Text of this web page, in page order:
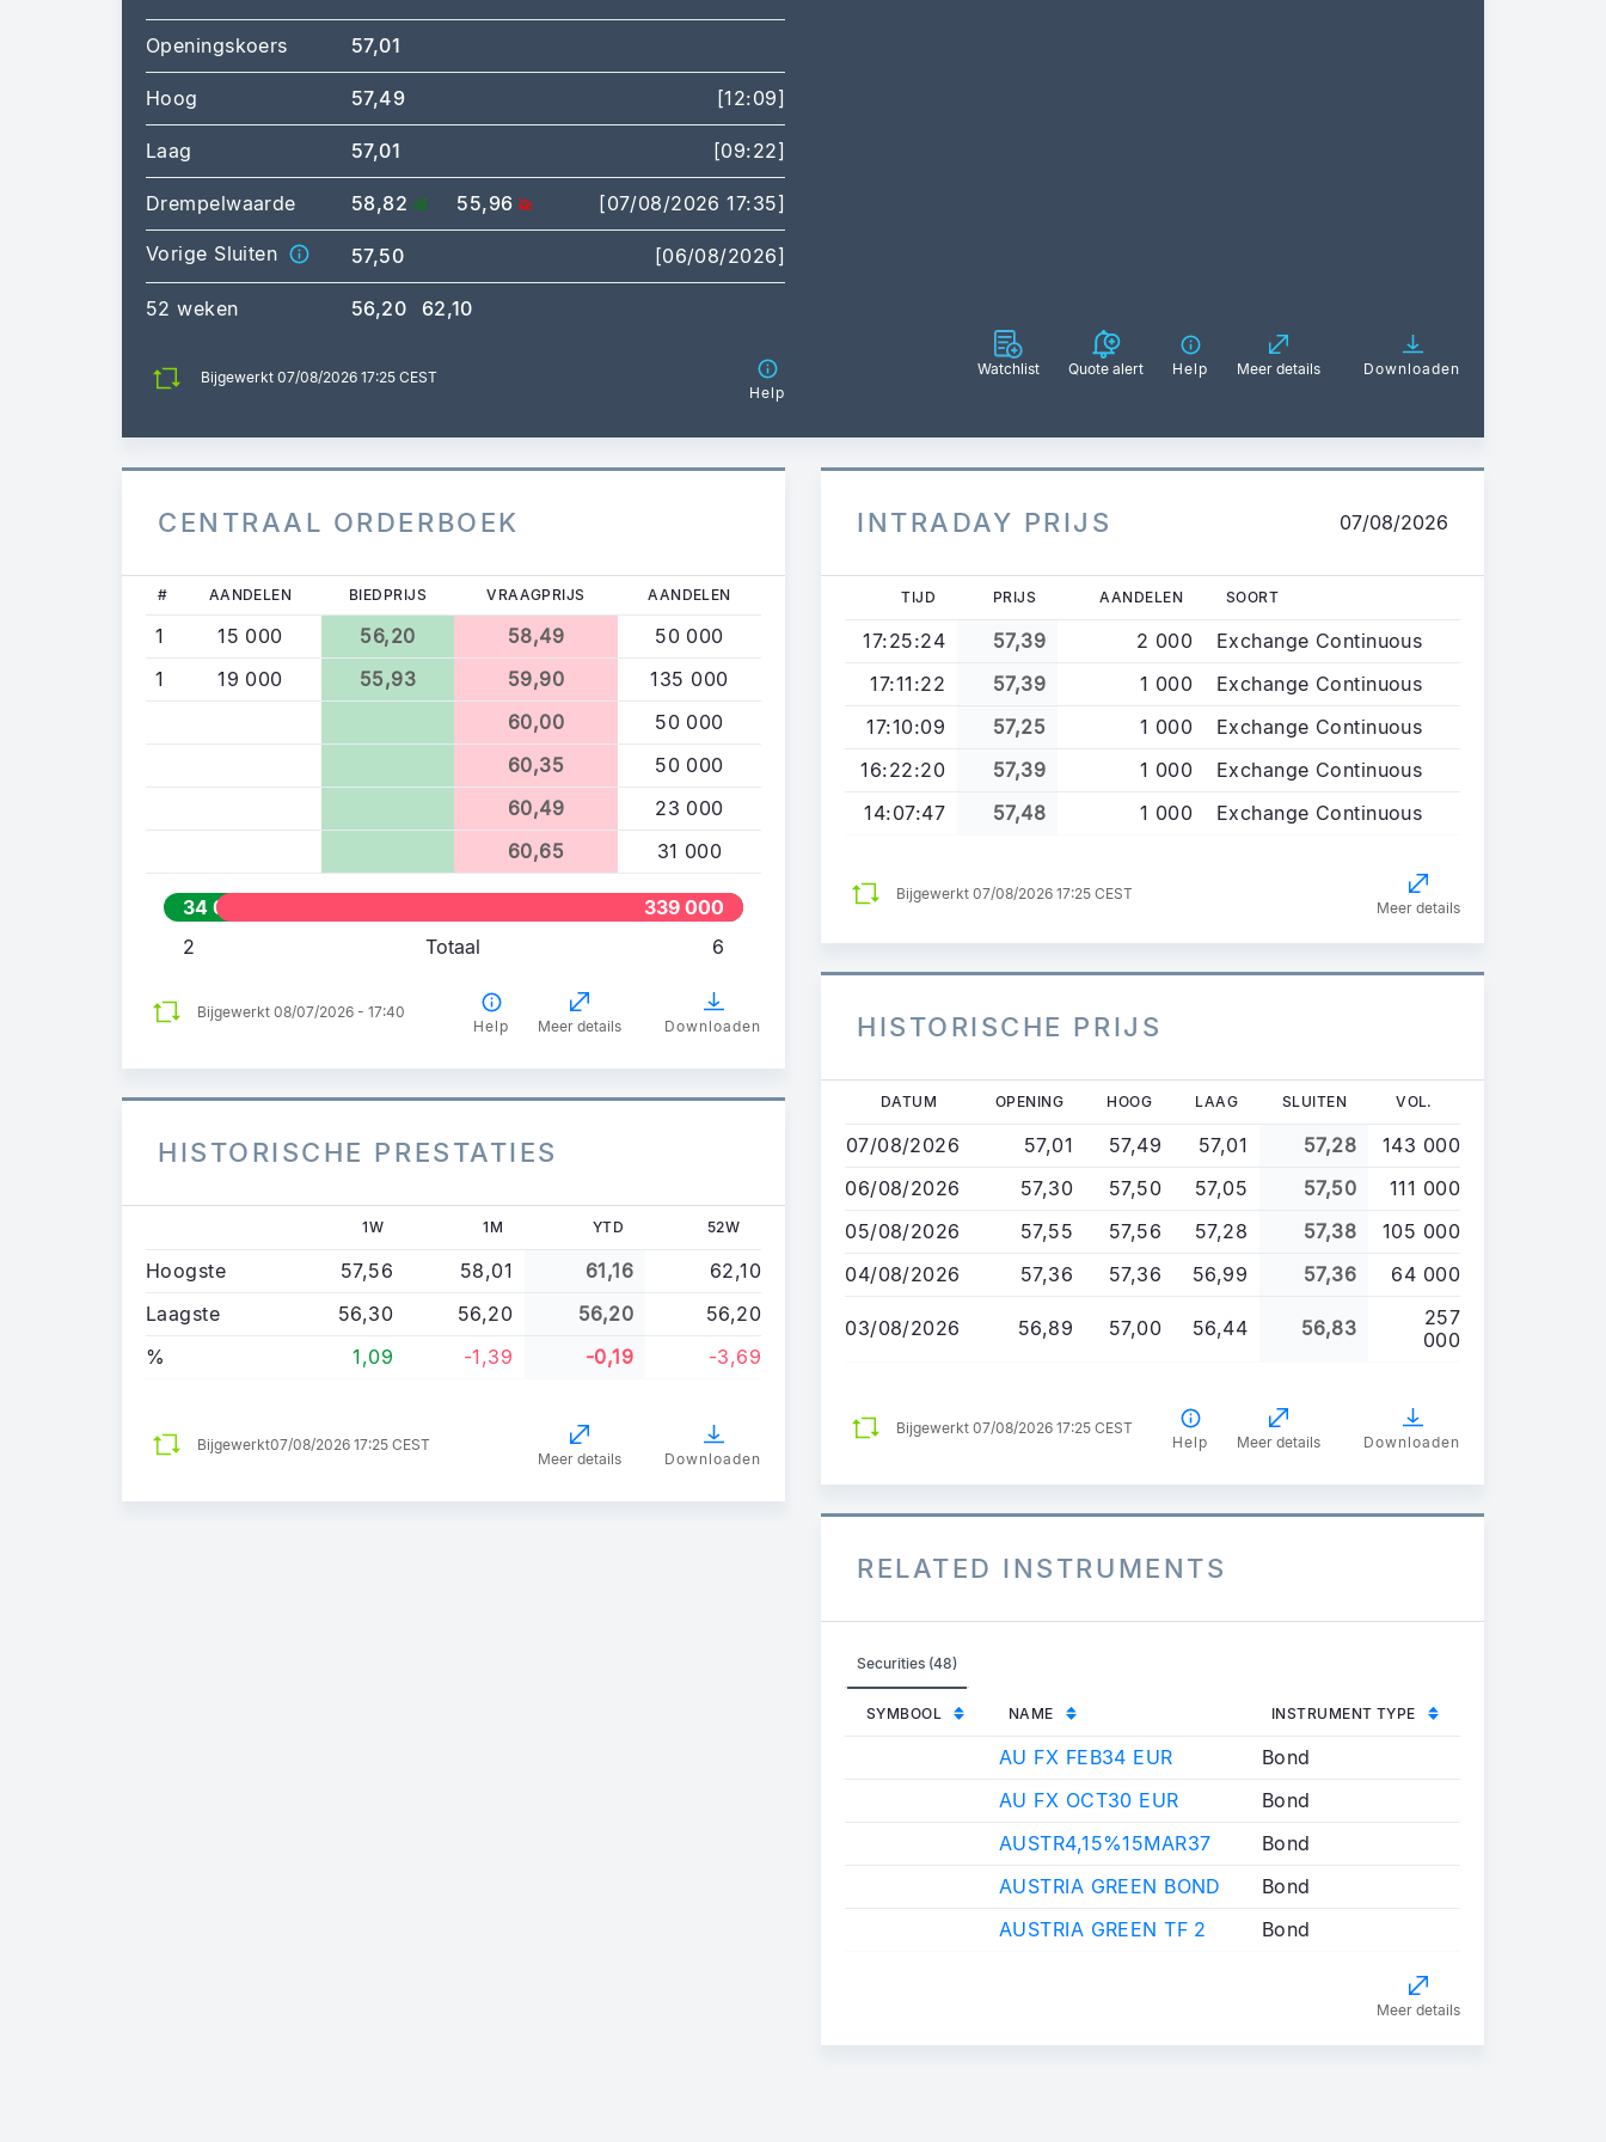
Openingskoers 57,01
Hoog 57,49 [12:09]
Laag 57,01 [09:22]
Drempelwaarde 58,82 55,96 [07/08/2026 17:35]
Vorige Sluiten 57,50 [06/08/2026]
52 weken 56,20 62,10
Bijgewerkt 07/08/2026 17:25 CEST
Help
Watchlist Quote alert Help Meer details Downloaden
CENTRAAL ORDERBOEK
# AANDELEN BIEDPRIJS VRAAGPRIJS AANDELEN
1 15 000 56,20 58,49
50 000
1
19 000 55,93 59,90
135 000
60,00
50 000
60,35
50 000
60,49
23 000
60,65
31 000
34 000
339 000
2
Totaal 6
Bijgewerkt 08/07/2026 - 17:40
Help
Meer details Downloaden
HISTORISCHE PRESTATIES
1W 1M YTD 52W
Hoogste 57,56 58,01 61,16
62,10
Laagste
56,30 56,20 56,20
56,20
%
1,09 -1,39 -0,19 -3,69
Bijgewerkt07/08/2026 17:25 CEST
Meer details
Downloaden
INTRADAY PRIJS 07/08/2026
TIJD PRIJS AANDELEN SOORT
17:25:24 57,39 2 000
Exchange Continuous
17:11:22
57,39 1 000
Exchange Continuous
17:10:09
57,25 1 000
Exchange Continuous
16:22:20
57,39 1 000
Exchange Continuous
14:07:47
57,48 1 000 Exchange Continuous
Bijgewerkt 07/08/2026 17:25 CEST
Meer details
HISTORISCHE PRIJS
Overslaan
naar
de
gaan
DATUM OPENING HOOG LAAG SLUITEN VOL.
07/08/2026 57,01 57,49 57,01 57,28
143 000
06/08/2026
57,30 57,50 57,05 57,50
111 000
05/08/2026
57,55 57,56 57,28 57,38
105 000
04/08/2026
57,36 57,36 56,99 57,36 64 000
03/08/2026 56,89 57,00 56,44 56,83
257
000
Bijgewerkt 07/08/2026 17:25 CEST
Help
Meer details Downloaden
RELATED INSTRUMENTS
Securities (48)
SYMBOOL NAME INSTRUMENT TYPE
AU FX FEB34 EUR
Bond
AU FX OCT30 EUR
Bond
AUSTR4,15%15MAR37
Bond
AUSTRIA GREEN BOND
Bond
AUSTRIA GREEN TF 2
Bond
Meer details